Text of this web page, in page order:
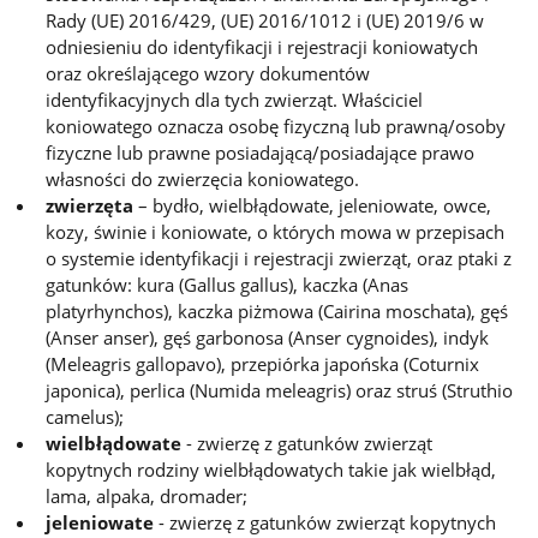
Rady (UE) 2016/429, (UE) 2016/1012 i (UE) 2019/6 w
odniesieniu do identyfikacji i rejestracji koniowatych
oraz określającego wzory dokumentów
identyfikacyjnych dla tych zwierząt. Właściciel
koniowatego oznacza osobę fizyczną lub prawną/osoby
fizyczne lub prawne posiadającą/posiadające prawo
własności do zwierzęcia koniowatego.
zwierzęta– bydło, wielbłądowate, jeleniowate, owce,
kozy, świnie i koniowate, o których mowa w przepisach
o systemie identyfikacji i rejestracji zwierząt, oraz ptaki z
gatunków: kura (Gallus gallus), kaczka (Anas
platyrhynchos), kaczka piżmowa (Cairina moschata), gęś
(Anser anser), gęś garbonosa (Anser cygnoides), indyk
(Meleagris gallopavo), przepiórka japońska (Coturnix
japonica), perlica (Numida meleagris) oraz struś (Struthio
camelus);
wielbłądowate- zwierzę z gatunków zwierząt
kopytnych rodziny wielbłądowatych takie jak wielbłąd,
lama, alpaka, dromader;
jeleniowate- zwierzę z gatunków zwierząt kopytnych